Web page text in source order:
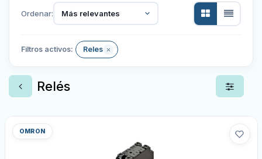
Ordenar: Más relevantes
Filtros activos: Reles
Relés
OMRON